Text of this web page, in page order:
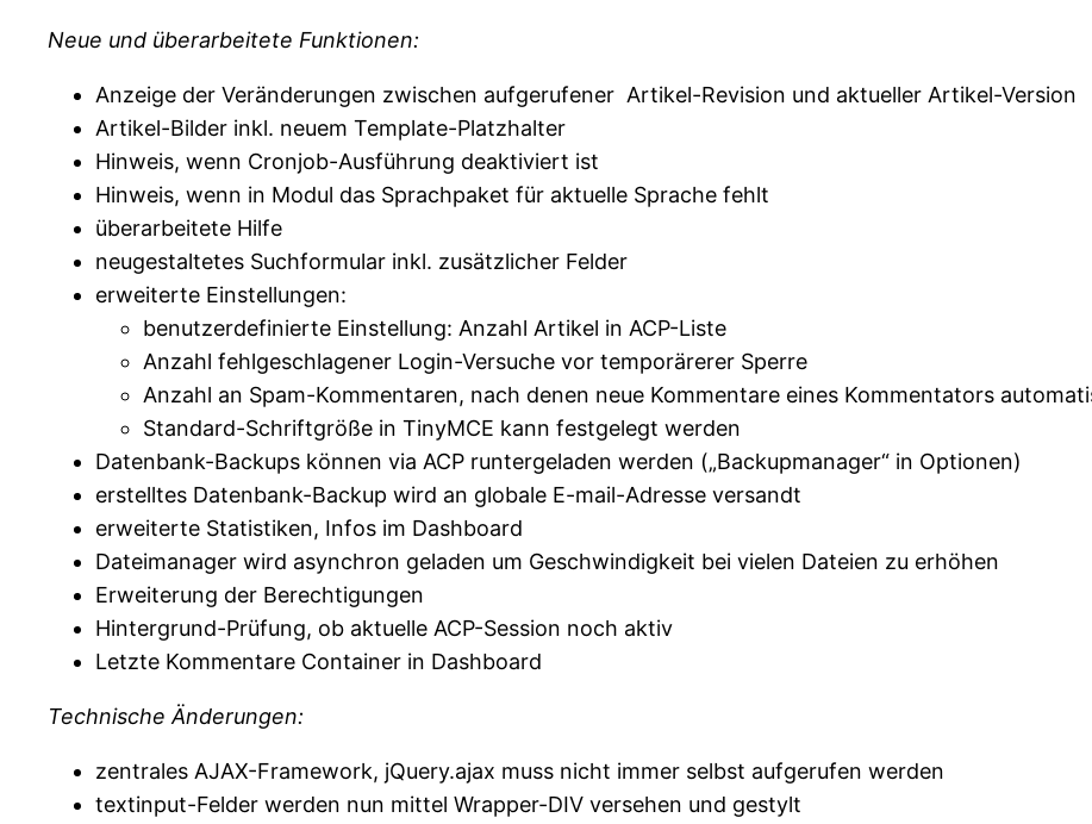
Neue und überarbeitete Funktionen:
Anzeige der Veränderungen zwischen aufgerufener Artikel-Revision und aktueller Artikel-Version
Artikel-Bilder inkl. neuem Template-Platzhalter
Hinweis, wenn Cronjob-Ausführung deaktiviert ist
Hinweis, wenn in Modul das Sprachpaket für aktuelle Sprache fehlt
überarbeitete Hilfe
neugestaltetes Suchformular inkl. zusätzlicher Felder
erweiterte Einstellungen:
benutzerdefinierte Einstellung: Anzahl Artikel in ACP-Liste
Anzahl fehlgeschlagener Login-Versuche vor temporärerer Sperre
Anzahl an Spam-Kommentaren, nach denen neue Kommentare eines Kommentators
Standard-Schriftgröße in TinyMCE kann festgelegt werden
Datenbank-Backups können via ACP runtergeladen werden („Backupmanager“ in Optionen)
erstelltes Datenbank-Backup wird an globale E-mail-Adresse versandt
erweiterte Statistiken, Infos im Dashboard
Dateimanager wird asynchron geladen um Geschwindigkeit bei vielen Dateien zu erhöhen
Erweiterung der Berechtigungen
Hintergrund-Prüfung, ob aktuelle ACP-Session noch aktiv
Letzte Kommentare Container in Dashboard
Technische Änderungen:
zentrales AJAX-Framework, jQuery.ajax muss nicht immer selbst aufgerufen werden
textinput-Felder werden nun mittel Wrapper-DIV versehen und gestylt